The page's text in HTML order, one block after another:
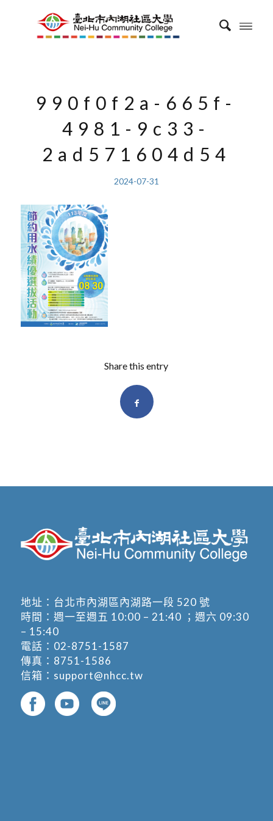
990f0f2a-665f-
4981-9c33-
2ad571604d54
2024-07-31
Share this entry
地址： 台北市內湖區內湖路一段 520 號
時間：週一至週五 10:00 – 21:40 ；週六 09:30
– 15:40
電話： 02-8751-1587
傳真：8751-1586
信箱： support@nhcc.tw